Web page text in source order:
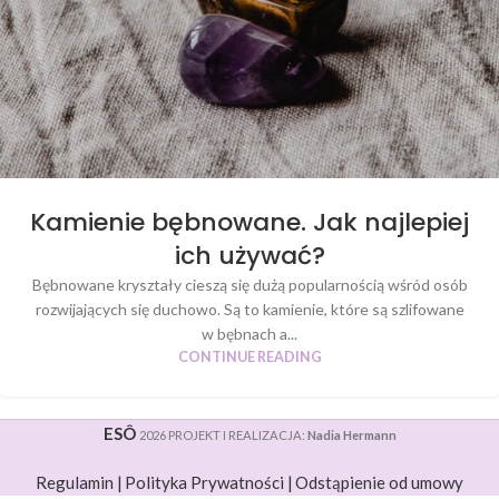
Kamienie bębnowane. Jak najlepiej
ich używać?
Bębnowane kryształy cieszą się dużą popularnością wśród osób
rozwijających się duchowo. Są to kamienie, które są szlifowane
w bębnach a...
CONTINUE READING
ESÔ 2026 PROJEKT I REALIZACJA: Nadia Hermann
Regulamin | Polityka Prywatności | Odstąpienie od umowy